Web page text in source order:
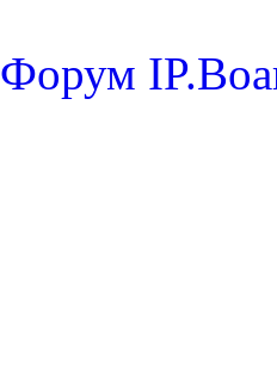
Форум